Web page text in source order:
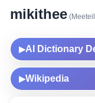
mikithee
▶AI Dictionary
▶Wikipedia